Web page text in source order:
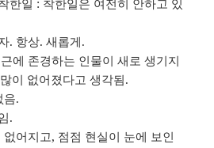
한일 : 착한일은 여전히 안하고 있
. 항상. 새롭게.
에 존경하는 인물이 새로 생기지
이 없어졌다고 생각됨.
음.
.
어지고, 점점 현실이 눈에 보인